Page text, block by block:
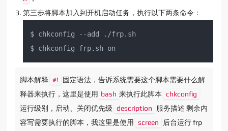
第三步将脚本加入到开机启动任务，执行以下两条命令：
$ chkconfig --add ./frp.sh
$ chkconfig frp.sh on
脚本解释 #!
固定语法，告诉系统需要这个脚本需要什么解
释器来执行，这里是使用 bash 来执行此脚本 chkconfig
运行级别，启动、关闭优先级 description
服务描述 剩余内
容写需要执行的脚本，我这里是使用
screen 后台运行 frp